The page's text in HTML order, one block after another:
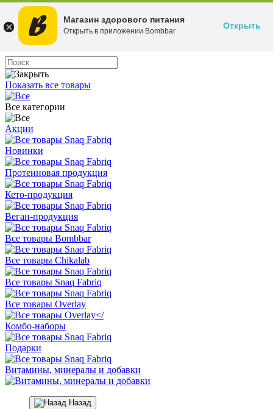
Показать все товары
Все категории
Акции
Новинки
Протеиновая продукция
Кето-продукция
Веган-продукция
Все товары Bombbar
Все товары Chikalab
Все товары Snaq Fabriq
Все товары Overlay
Комбо-наборы
Подарки
Витамины, минералы и добавки
Назад
Магазин здорового питания
Открыть в приложении Bombbar
Открыть